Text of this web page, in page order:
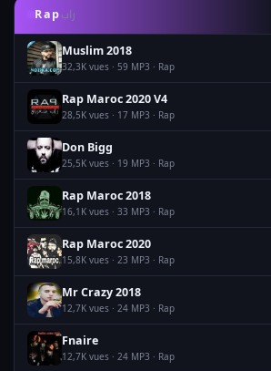
Rapراب
Muslim 2018
32,3K vues · 59 MP3 · Rap
Rap Maroc 2020 V4
28,5K vues · 17 MP3 · Rap
Don Bigg
25,5K vues · 19 MP3 · Rap
Rap Maroc 2018
16,1K vues · 33 MP3 · Rap
Rap Maroc 2020
15,8K vues · 23 MP3 · Rap
Mr Crazy 2018
12,7K vues · 24 MP3 · Rap
Fnaire
12,7K vues · 24 MP3 · Rap